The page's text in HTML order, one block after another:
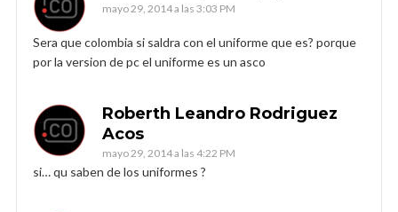
mayo 29, 2014 a las 3:03 PM
Sera que colombia si saldra con el uniforme que es? porque
por la version de pc el uniforme es un asco
Roberth Leandro Rodriguez
Acos
mayo 29, 2014 a las 4:22 PM
si… qu saben de los uniformes ?